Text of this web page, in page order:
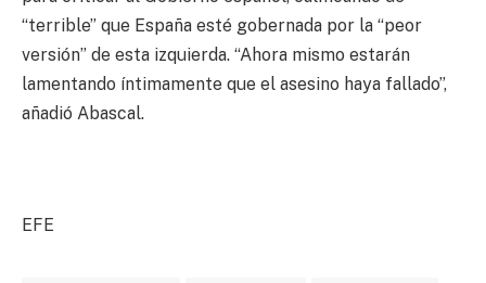
“terrible” que España esté gobernada por la “peor
versión” de esta izquierda. “Ahora mismo estarán
lamentando íntimamente que el asesino haya fallado”,
añadió Abascal.
EFE